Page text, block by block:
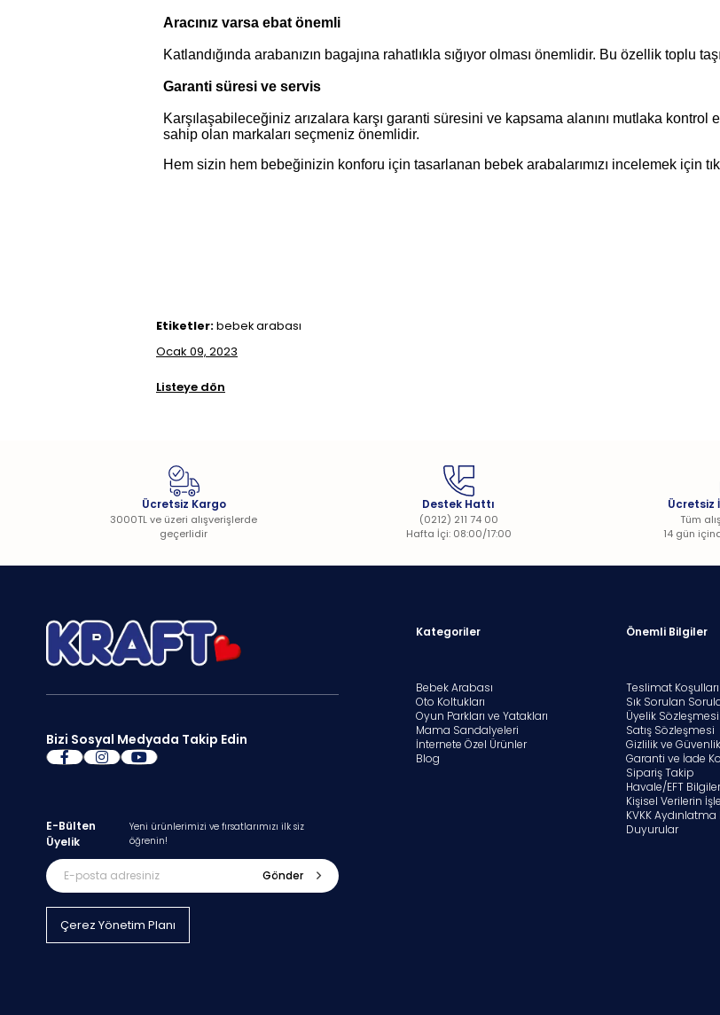
Aracınız varsa ebat önemli
Katlandığında arabanızın bagajına rahatlıkla sığıyor olması önemlidir. Bu özellik toplu
Garanti süresi ve servis
Karşılaşabileceğiniz arızalara karşı garanti süresini ve kapsama alanını mutlaka kontrol
sahip olan markaları seçmeniz önemlidir.
Hem sizin hem bebeğinizin konforu için tasarlanan bebek arabalarımızı incelemek için
Etiketler:bebek arabası
Ocak 09, 2023
Listeye dön
Ücretsiz Kargo
3000TL ve üzeri alışverişlerde
geçerlidir
Destek Hattı
(0212) 211 74 00
Hafta İçi: 08:00/17:00
Ücretsiz
Tüm
14 gün
Bizi Sosyal Medyada Takip Edin
E-Bülten
Üyelik
Yeni ürünlerimizi ve fırsatlarımızı ilk siz
öğrenin!
Gönder
Çerez Yönetim Planı
Kategoriler
Bebek Arabası
Oto Koltukları
Oyun Parkları ve Yatakları
Mama Sandalyeleri
İnternete Özel Ürünler
Blog
Önemli Bilgiler
Teslimat Koşulları
Sık Sorulan
Üyelik Sözleşmesi
Satış Sözleşmesi
Gizlilik ve Güvenlik
Garanti ve İade
Sipariş Takip
Havale/EFT
Kişisel Verilerin
KVKK Aydınlatma
Duyurular